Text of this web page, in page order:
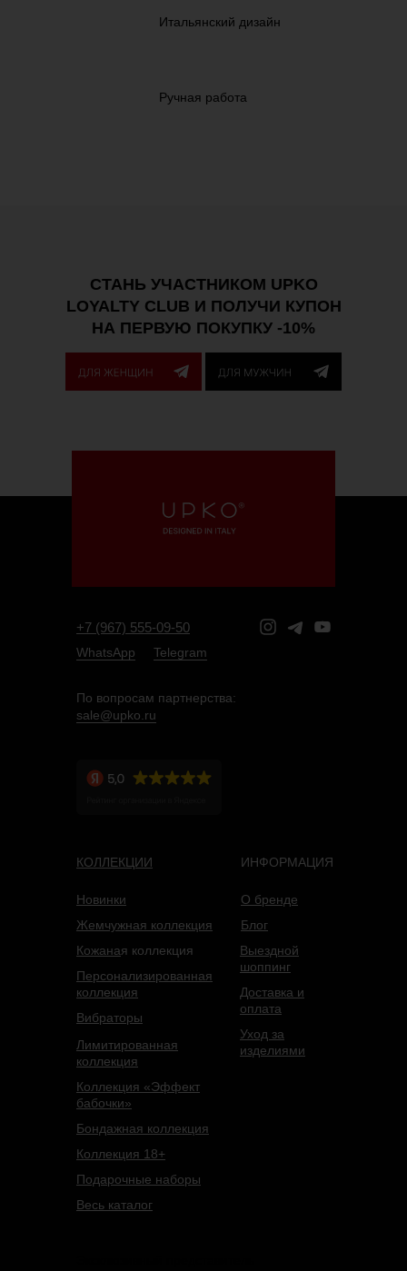
Итальянский дизайн
Ручная работа
СТАНЬ УЧАСТНИКОМ UPKO
LOYALTY CLUB И ПОЛУЧИ КУПОН
НА ПЕРВУЮ ПОКУПКУ -10%
+7 (967) 555-09-50
КОЛЛЕКЦИИ ИНФОРМАЦИЯ
Новинки
Подарочные наборы
Жемчужная коллекция
Кожаная коллекция
Персонализированная
коллекция
Лимитированная
коллекция
Коллекция 18+
Весь каталог
О бренде
Блог
Уход за
изделиями
Коллекция «Эффект
бабочки»
Бондажная коллекция
Выездной
шоппинг
Доставка и
оплата
По вопросам партнерства:
sale@upko.ru
WhatsApp Telegram
Вибраторы